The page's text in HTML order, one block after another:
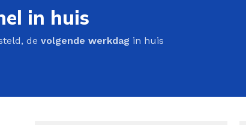
in huis
de volgende werkdag in huis